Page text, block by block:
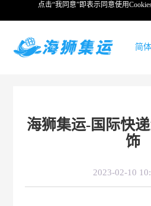
点击“我同意”即表示同意使用Cookies
海狮集运-国际快
饰
2023-02-10